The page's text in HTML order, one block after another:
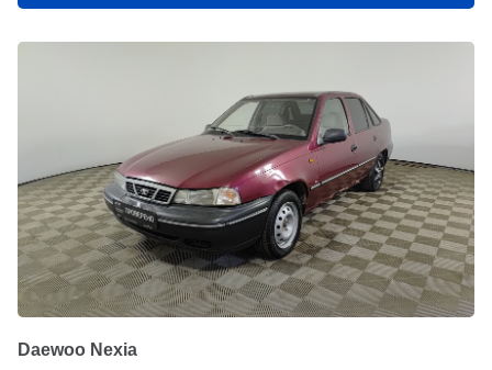
Daewoo Nexia